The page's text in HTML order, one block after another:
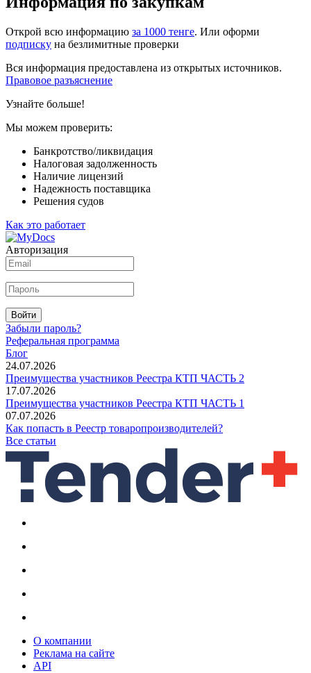
Открой всю информацию за 1000 тенге. Или оформи
подписку на безлимитные проверки
Вся информация предоставлена из открытых источников.
Правовое разъяснение
Узнайте больше!
Мы можем проверить:
Банкротство/ликвидация
Налоговая задолженность
Наличие лицензий
Надежность поставщика
Решения судов
Как это работает
Авторизация
Войти
Забыли пароль?
Реферальная программа
Блог
24.07.2026
Преимущества участников Реестра КТП ЧАСТЬ 2
17.07.2026
Преимущества участников Реестра КТП ЧАСТЬ 1
07.07.2026
Как попасть в Реестр товаропроизводителей?
Все статьи
О компании
Реклама на сайте
API